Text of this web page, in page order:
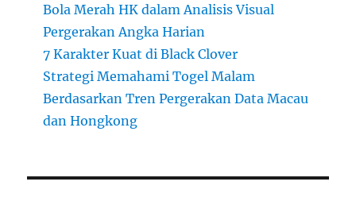
Bola Merah HK dalam Analisis Visual
Pergerakan Angka Harian
7 Karakter Kuat di Black Clover
Strategi Memahami Togel Malam
Berdasarkan Tren Pergerakan Data Macau
dan Hongkong